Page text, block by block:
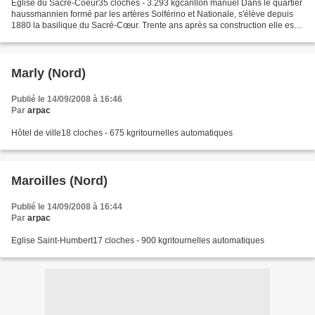
Eglise du Sacré-Coeur35 cloches - 3.293 kgcarillon manuel Dans le quartier
haussmannien formé par les artères Solférino et Nationale, s'élève depuis
1880 la basilique du Sacré-Cœur. Trente ans après sa construction elle est
Marly (Nord)
Publié le 14/09/2008 à 16:46
Par arpac
Hôtel de ville18 cloches - 675 kgritournelles automatiques
Maroilles (Nord)
Publié le 14/09/2008 à 16:44
Par arpac
Eglise Saint-Humbert17 cloches - 900 kgritournelles automatiques